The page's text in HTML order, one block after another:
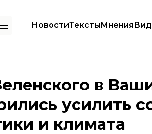
НовостиТекстыМнения
Украина и США договорились усилить
в
усилить
и климата